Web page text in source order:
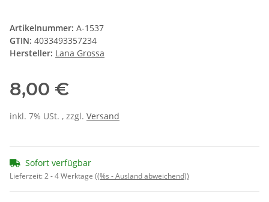
Artikelnummer: A-1537
GTIN: 4033493357234
Hersteller: Lana Grossa
8,00 €
inkl. 7% USt. , zzgl. Versand
Sofort verfügbar
Lieferzeit:2 - 4 Werktage ((%s - Ausland abweichend))